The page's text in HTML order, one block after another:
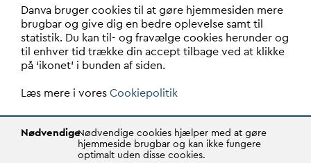
energiproduktion og landbrug og på den baggrund
darbejde bindende retningslinjer for
andanvendelsen. Samtidig bør den også indtænke
truslerne fra oversvømmelser.
andressourceplanerne skal være baseret på de reelle
udvikling i de forskellige sektorer og sørge for nok
and til drikkevand og natur.
Danva bruger cookies til at gøre hjemmesiden mere
brugbar og give dig en bedre oplevelse samt til
statistik. Du kan til- og fravælge cookies herunder og
til enhver tid trække din accept tilbage ved at klikke
på ‘ikonet’ i bunden af siden.
Læs mere i voresCookiepolitik
NødvendigeNødvendige cookies hjælper med at gøre
hjemmeside brugbar og kan ikke fungere
optimalt uden disse cookies.